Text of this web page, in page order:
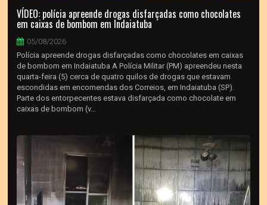
VÍDEO: polícia apreende drogas disfarçadas como chocolates
em caixas de bombom em Indaiatuba
05/08/2026
Polícia apreende drogas disfarçadas como chocolates em caixas
de bombom em Indaiatuba A Polícia Militar (PM) apreendeu nesta
quarta-feira (5) cerca de quatro quilos de drogas que estavam
escondidas em encomendas dos Correios, em Indaiatuba (SP).
Parte dos entorpecentes estava disfarçada como chocolate em
caixas de bombom (v...